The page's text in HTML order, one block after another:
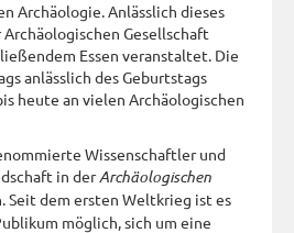
Archäologie. Anlässlich dieses
Gesellschaft
Essen veranstaltet. Die
anlässlich des Geburtstags
heute an vielen Archäologischen
Wissenschaftler und
in derArchäologischen
Seit dem ersten Weltkrieg ist es
möglich, sich um eine